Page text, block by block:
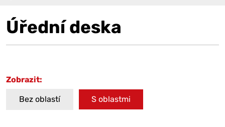
Úřední deska
Zobrazit:
Bez oblastí S oblastmi